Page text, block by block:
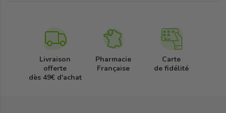
Livraison
offerte
dès 49€ d'achat
Pharmacie
Française
Carte
de fidélité